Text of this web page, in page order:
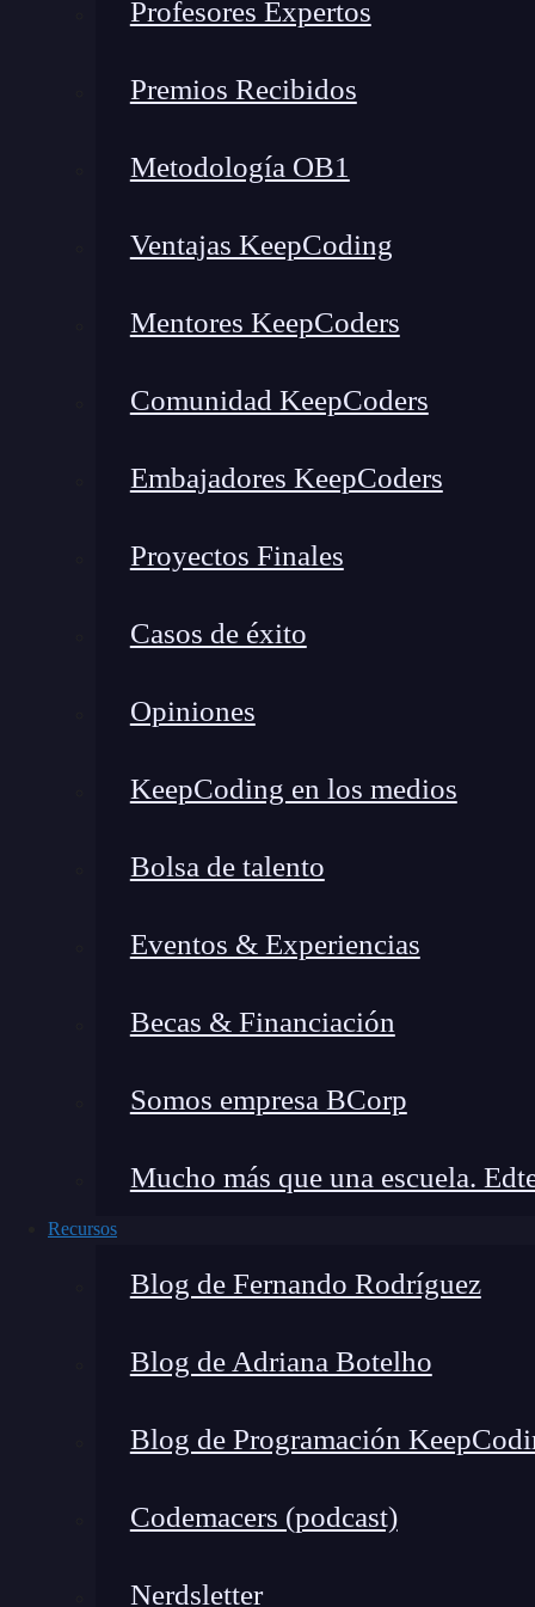
Profesores Expertos
Premios Recibidos
Metodología OB1
Ventajas KeepCoding
Mentores KeepCoders
Comunidad KeepCoders
Embajadores KeepCoders
Proyectos Finales
Casos de éxito
Opiniones
KeepCoding en los medios
Bolsa de talento
Eventos & Experiencias
Becas & Financiación
Somos empresa BCorp
Mucho más que una escuela.
Recursos
Blog de Fernando Rodríguez
Blog de Adriana Botelho
Blog de Programación
Codemacers (podcast)
Nerdsletter
Investigación y selección de palabras clave específicas
Mejora de la velocidad y experiencia de usuario
Contenido de valor y blog para ecommerce
Ejemplos y experiencia aplicando seo para ecommerce
estructura de la weby la velocidad de carga,
una opción valiosa para los usuarios que
tiene mayor probabilidad de convertirse en